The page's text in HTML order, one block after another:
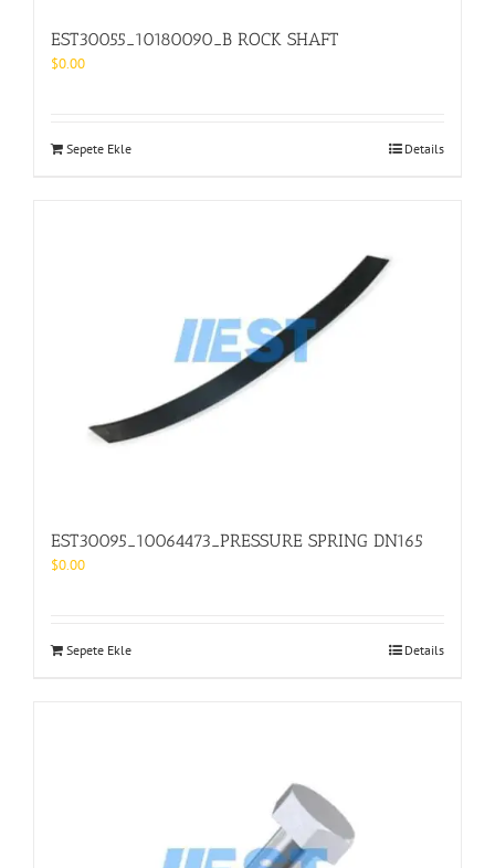
EST30055_10180090_B ROCK SHAFT
$0.00
Sepete Ekle Details
EST30095_10064473_PRESSURE SPRING DN165
$0.00
Sepete Ekle Details